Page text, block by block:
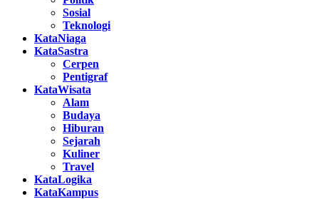
Sosial
Teknologi
KataNiaga
KataSastra
Cerpen
Pentigraf
KataWisata
Alam
Budaya
Hiburan
Sejarah
Kuliner
Travel
KataLogika
KataKampus